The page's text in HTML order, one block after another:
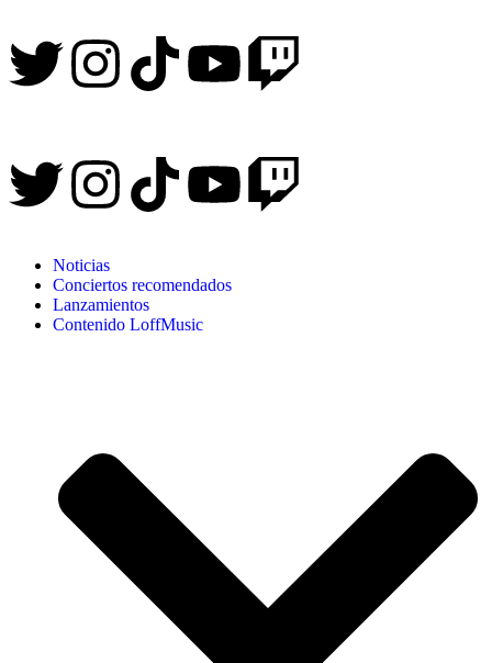
Noticias
Conciertos recomendados
Lanzamientos
Contenido LoffMusic